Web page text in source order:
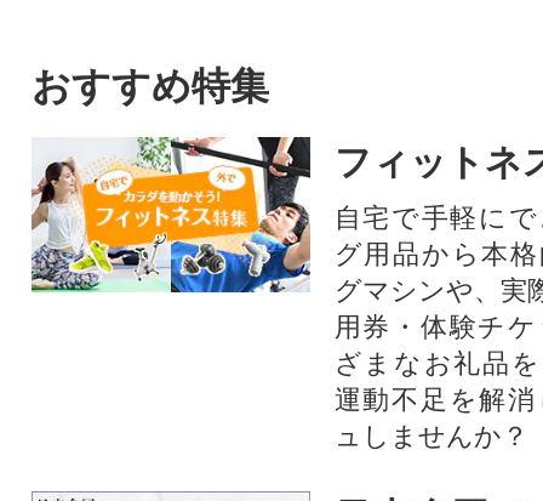
おすすめ特集
フィットネ
自宅で手軽に
グ用品から本
グマシンや、実
用券・体験チ
ざまなお礼品
運動不足を解
ュしませんか？